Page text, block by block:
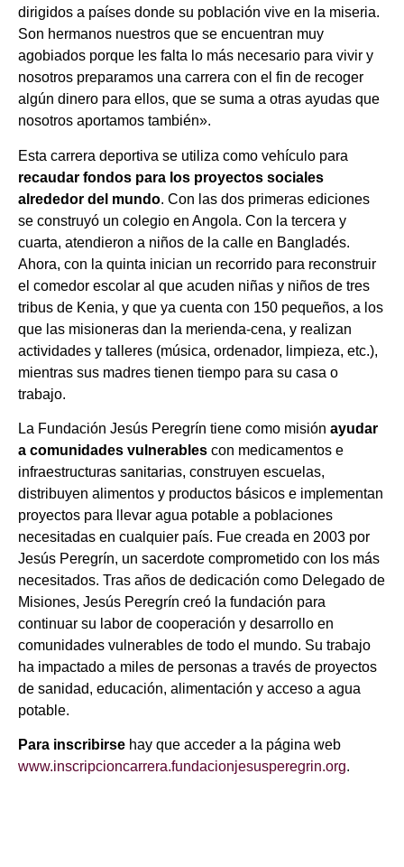
dirigidos a países donde su población vive en la miseria.
Son hermanos nuestros que se encuentran muy
agobiados porque les falta lo más necesario para vivir y
nosotros preparamos una carrera con el fin de recoger
algún dinero para ellos, que se suma a otras ayudas que
nosotros aportamos también».
Esta carrera deportiva se utiliza como vehículo para
recaudar fondos para los proyectos sociales
alrededor del mundo. Con las dos primeras ediciones
se construyó un colegio en Angola. Con la tercera y
cuarta, atendieron a niños de la calle en Bangladés.
Ahora, con la quinta inician un recorrido para reconstruir
el comedor escolar al que acuden niñas y niños de tres
tribus de Kenia, y que ya cuenta con 150 pequeños, a los
que las misioneras dan la merienda-cena, y realizan
actividades y talleres (música, ordenador, limpieza, etc.),
mientras sus madres tienen tiempo para su casa o
trabajo.
La Fundación Jesús Peregrín tiene como misión ayudar
a comunidades vulnerables con medicamentos e
infraestructuras sanitarias, construyen escuelas,
distribuyen alimentos y productos básicos e implementan
proyectos para llevar agua potable a poblaciones
necesitadas en cualquier país. Fue creada en 2003 por
Jesús Peregrín, un sacerdote comprometido con los más
necesitados. Tras años de dedicación como Delegado de
Misiones, Jesús Peregrín creó la fundación para
continuar su labor de cooperación y desarrollo en
comunidades vulnerables de todo el mundo. Su trabajo
ha impactado a miles de personas a través de proyectos
de sanidad, educación, alimentación y acceso a agua
potable.
Para inscribirse hay que acceder a la página web
www.inscripcioncarrera.fundacionjesusperegrin.org.